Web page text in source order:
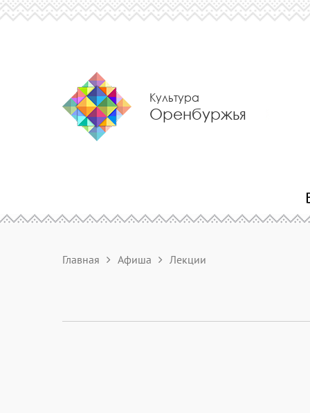
Культура
Оренбуржья
Главная Афиша Лекции